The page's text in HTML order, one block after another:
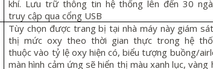
khí. Lưu trữ thông tin hệ thống lên đến 30
truy cập qua cổng USB
Tùy chọn được trang bị tại nhà máy này giám
thị mức oxy theo thời gian thực trong hệ
thuộc vào tỷ lệ oxy hiện có, biểu tượng buồng/
màn hình cảm ứng sẽ hiển thị màu xanh lục, vàng